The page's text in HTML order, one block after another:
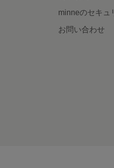
minneのセキュ
お問い合わせ